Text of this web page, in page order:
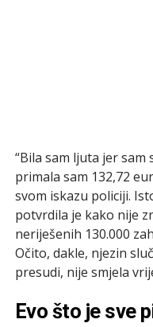
“Bila sam ljuta jer
primala sam 132,72
svom iskazu policiji.
potvrdila je kako nije
neriješenih 130.000
Očito, dakle, njezin
presudi, nije smjela
Evo što je sve